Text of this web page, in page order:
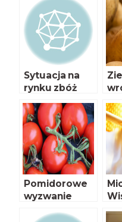
Sytuacja na
rynku zbóż
Pomidorowe
wyzwanie